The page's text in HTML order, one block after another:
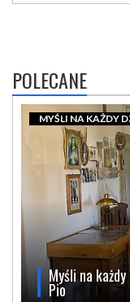
POLECANE
Myśli na
Pio
MYŚLI NA KAŻDY